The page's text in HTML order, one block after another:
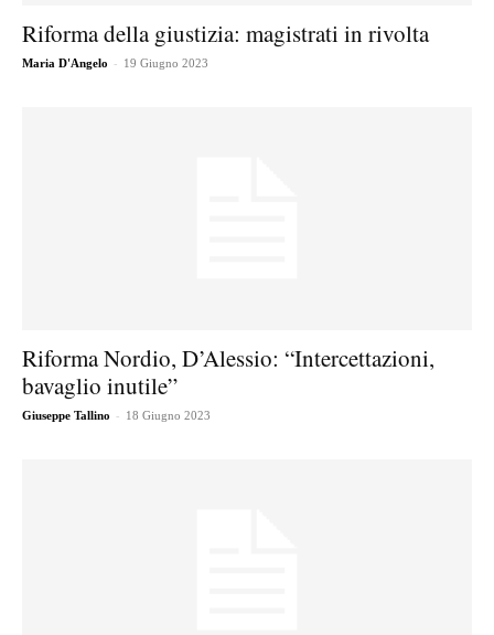
Riforma della giustizia: magistrati in rivolta
Maria D'Angelo - 19 Giugno 2023
Riforma Nordio, D’Alessio: “Intercettazioni,
bavaglio inutile”
Giuseppe Tallino - 18 Giugno 2023